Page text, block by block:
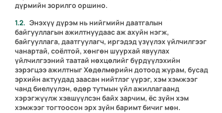
дүрмийн зорилго оршино.
Энэхүү дүрэм нь нийгмийн даатгалын
байгууллагын ажилтнуудаас аж ахуйн нэгж,
байгууллага, даатгуулагч, иргэдэд үзүүлэх үйлчилгээг
чанартай, соёлтой, хөнгөн шуурхай явуулах
үйлчилгээний таатай нөхцөлийг бүрдүүлэхийн
зэрэгцээ ажилтныг Хөдөлмөрийн дотоод журам, бусад
эрхийн актуудад заасан нийтлэг үүрэг, хэм хэмжээг
чанд биелүүлэн, өдөр тутмын үйл ажиллагаанд
хэрэгжүүлж хэвшүүлсэн байх зарчим, ёс зүйн хэм
хэмжээг тогтоосон эрх зүйн баримт бичиг мөн.